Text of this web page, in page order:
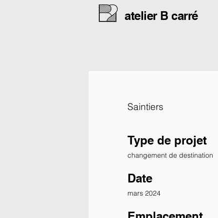
atelier B carré
Saintiers
Type de projet
changement de destination
Date
mars 2024